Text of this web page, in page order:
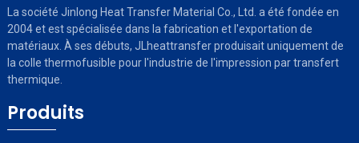
La société Jinlong Heat Transfer Material Co., Ltd. a été fondée en
2004 et est spécialisée dans la fabrication et l'exportation de
matériaux. À ses débuts, JLheattransfer produisait uniquement de
la colle thermofusible pour l'industrie de l'impression par transfert
thermique.
Produits